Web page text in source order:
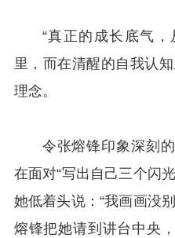
“真正的成长底气
里，而在清醒的自我认
理念。
令张熔锋印象深刻
在面对“写出自己三个闪
她低着头说：“我画画没
熔锋把她请到讲台中央